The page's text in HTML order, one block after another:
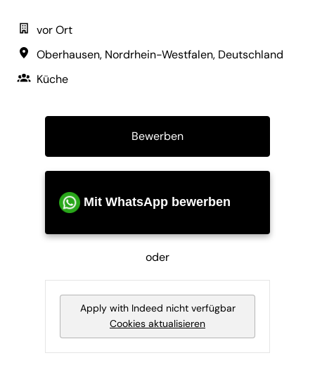
vor Ort
Oberhausen, Nordrhein-Westfalen, Deutschland
Küche
Bewerben
Mit WhatsApp bewerben
oder
Apply with Indeed nicht verfügbar
Cookies aktualisieren